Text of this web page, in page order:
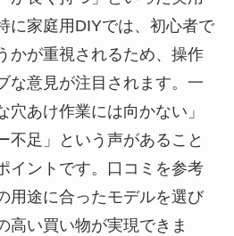
に家庭用DIYでは、初心者で
かが重視されるため、操作
な意見が注目されます。一
穴あけ作業には向かない」
不足」という声があること
イントです。口コミを参考
用途に合ったモデルを選び
高い買い物が実現できま